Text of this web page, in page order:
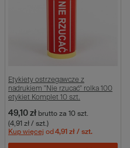
Etykiety ostrzegawcze z
nadrukiem "Nie rzucać" rolka 100
etykiet Komplet 10 szt.
49,10 zł brutto za 10 szt.
(4,91 zł / szt.)
Kup więcej od 4,91 zł / szt.